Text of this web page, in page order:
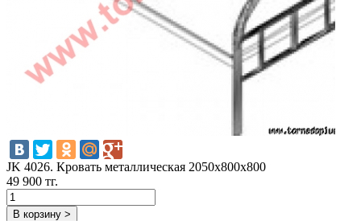
JK 4026. Кровать металлическая 2050х800х800
49 900 тг.
В корзину >